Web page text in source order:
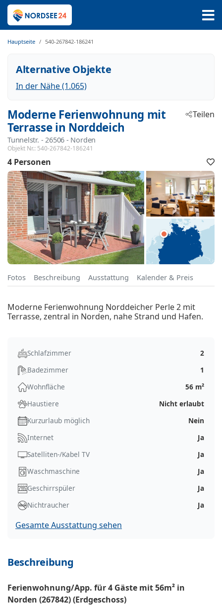
Hauptseite 540-267842-186241
Alternative Objekte
In der Nähe (1.065)
Moderne Ferienwohnung mit
Terrasse in Norddeich
Tunnelstr. - 26506 - Norden
Objekt Nr.: 540-267842-186241
Teilen
4 Personen
Fotos Beschreibung Ausstattung Kalender & Preis
Moderne Ferienwohnung Norddeicher Perle 2 mit
Terrasse, zentral in Norden, nahe Strand und Hafen.
Schlafzimmer
2
Badezimmer
1
Wohnfläche
56 m²
Haustiere
Nicht erlaubt
Kurzurlaub möglich
Nein
Internet
Ja
Satelliten-/Kabel TV
Ja
Waschmaschine
Ja
Geschirrspüler
Ja
Nichtraucher
Ja
Gesamte Ausstattung sehen
Beschreibung
Ferienwohnung/App. für 4 Gäste mit 56m² in
Norden (267842) (Erdgeschoss)